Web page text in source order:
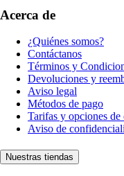
Acerca de
¿Quiénes somos?
Contáctanos
Términos y
Devoluciones y
Aviso legal
Métodos de pago
Tarifas y opciones de
Aviso de
Nuestras tiendas